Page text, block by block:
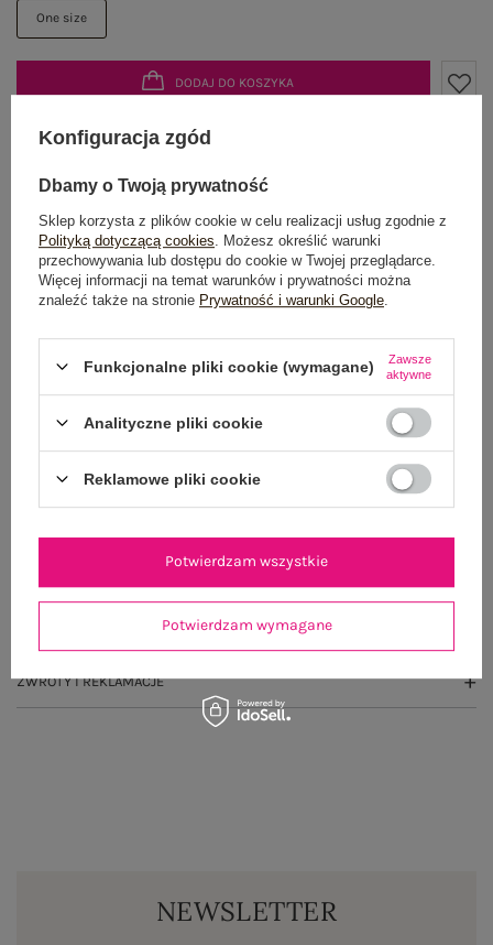
One size
DODAJ DO KOSZYKA
Możesz kupić także poprzez:
Dostawaod 7,99 zł
Do darmowej dostawy brakuje 200,00 zł
100 dni na zwrot
OPIS PRODUKTU
ZWROTY I REKLAMACJE
NEWSLETTER
Konfiguracja zgód
Dbamy o Twoją prywatność
Sklep korzysta z plików cookie w celu realizacji usług zgodnie z
Polityką dotyczącą cookies . Możesz określić warunki
przechowywania lub dostępu do cookie w Twojej przeglądarce.
Więcej informacji na temat warunków i prywatności można
znaleźć także na stronie Prywatność i warunki Google
Funkcjonalne pliki cookie (wymagane)
Zawsze
aktywne
Analityczne pliki cookie
Reklamowe pliki cookie
Potwierdzam wymagane
Potwierdzam wszystkie